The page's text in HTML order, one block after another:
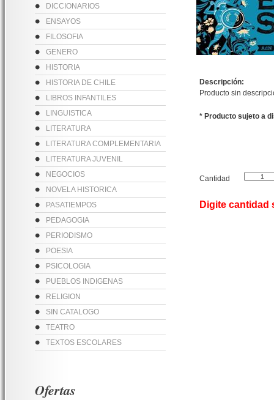
DICCIONARIOS
ENSAYOS
FILOSOFIA
GENERO
HISTORIA
HISTORIA DE CHILE
LIBROS INFANTILES
LINGUISTICA
LITERATURA
LITERATURA COMPLEMENTARIA
LITERATURA JUVENIL
NEGOCIOS
NOVELA HISTORICA
PASATIEMPOS
PEDAGOGIA
PERIODISMO
POESIA
PSICOLOGIA
PUEBLOS INDIGENAS
RELIGION
SIN CATALOGO
TEATRO
TEXTOS ESCOLARES
Descripción:
Producto sin
* Producto sujeto a
Cantidad
Digite
Ofertas